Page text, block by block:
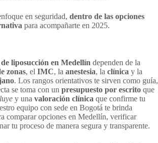
en seguridad, dentro de las opciones
para acompañarte en 2025.
liposucción en Medellín dependen de la
zonas, el IMC, la anestesia, la clínica y la
. Los rangos orientativos te sirven como guía,
se toma con un presupuesto por escrito que
y una valoración clínica que confirme tu
equipo con sede en Bogotá te brinda
comparar opciones en Medellín, verificar
tu proceso de manera segura y transparente.